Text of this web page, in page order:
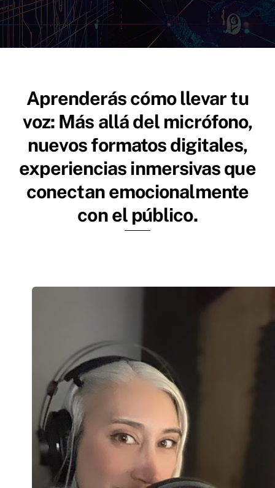
Aprenderás cómo llevar tu
voz: Más allá del micrófono,
nuevos formatos digitales,
experiencias inmersivas que
conectan emocionalmente
con el público.